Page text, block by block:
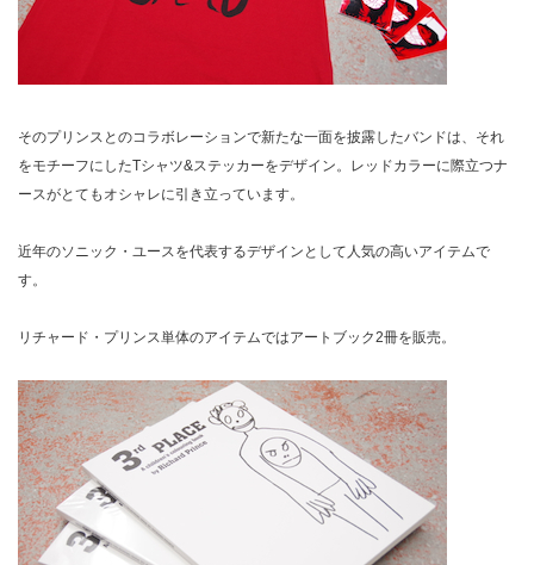
そのプリンスとのコラボレーションで新たな一面を披露したバンドは、それ
をモチーフにしたTシャツ&ステッカーをデザイン。レッドカラーに際立つナ
ースがとてもオシャレに引き立っています。
近年のソニック・ユースを代表するデザインとして人気の高いアイテムで
す。
リチャード・プリンス単体のアイテムではアートブック2冊を販売。